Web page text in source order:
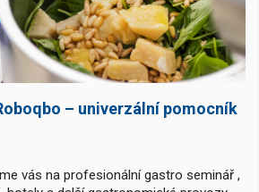
– univerzální pomocník
vás na profesionální gastro seminář ,